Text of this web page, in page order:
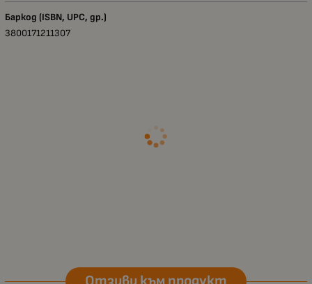
Баркод (ISBN, UPC, др.)
3800171211307